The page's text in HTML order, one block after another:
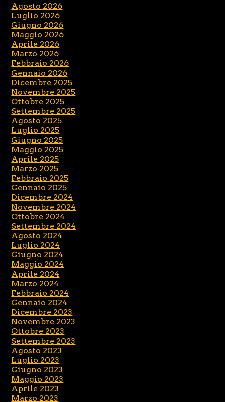
Agosto 2026
Luglio 2026
Giugno 2026
Maggio 2026
Aprile 2026
Marzo 2026
Febbraio 2026
Gennaio 2026
Dicembre 2025
Novembre 2025
Ottobre 2025
Settembre 2025
Agosto 2025
Luglio 2025
Giugno 2025
Maggio 2025
Aprile 2025
Marzo 2025
Febbraio 2025
Gennaio 2025
Dicembre 2024
Novembre 2024
Ottobre 2024
Settembre 2024
Agosto 2024
Luglio 2024
Giugno 2024
Maggio 2024
Aprile 2024
Marzo 2024
Febbraio 2024
Gennaio 2024
Dicembre 2023
Novembre 2023
Ottobre 2023
Settembre 2023
Agosto 2023
Luglio 2023
Giugno 2023
Maggio 2023
Aprile 2023
Marzo 2023